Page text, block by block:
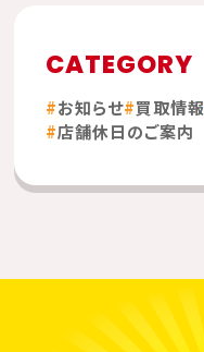
CATEGORY
お知らせ 買取情報
店舗休日のご案内